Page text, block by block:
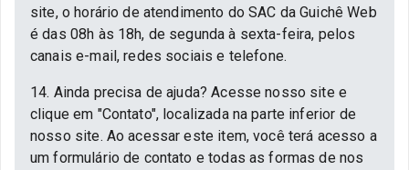
site, o horário de atendimento do SAC da Guichê Web
é das 08h às 18h, de segunda à sexta-feira, pelos
canais e-mail, redes sociais e telefone.
14. Ainda precisa de ajuda? Acesse nosso site e
clique em "Contato", localizada na parte inferior de
nosso site. Ao acessar este item, você terá acesso a
um formulário de contato e todas as formas de nos